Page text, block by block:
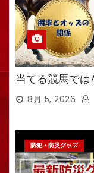
当てる競馬で
8月 5, 2026
防犯・防災グッズ